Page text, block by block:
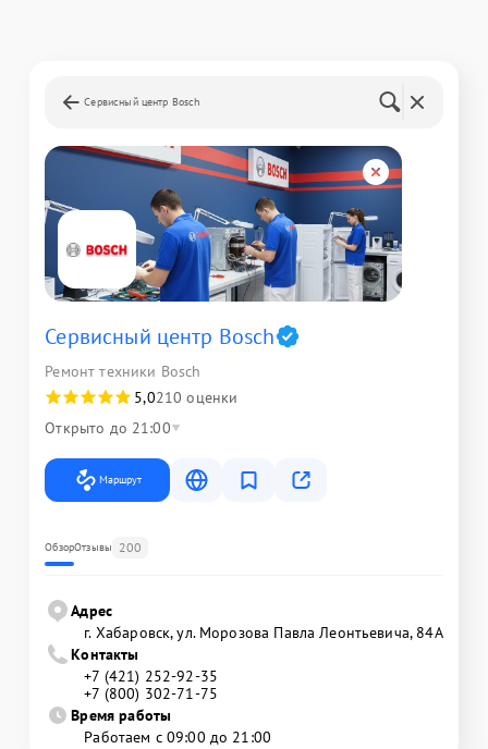
Сервисный центр Bosch
Сервисный центр Bosch
Ремонт техники Bosch
5,0210 оценки
Открыто до 21:00
Маршрут
ОбзорОтзывы 200
Адрес
г. Хабаровск, ул. Морозова Павла Леонтьевича, 84А
Контакты
+7 (421) 252-92-35
+7 (800) 302-71-75
Время работы
Работаем с 09:00 до 21:00